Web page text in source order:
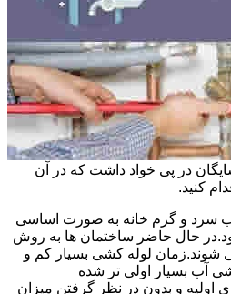
در پی خواد داشت که در آن
کنید.
آب سرد و گرم خانه به صورت اساسی
حال حاضر ساختمان ها به روش
شوند.زمان لوله کشی بسیار کم و
آب بسیار اولی تر شده
اولیه و بدون در نظر گرفتن میزان